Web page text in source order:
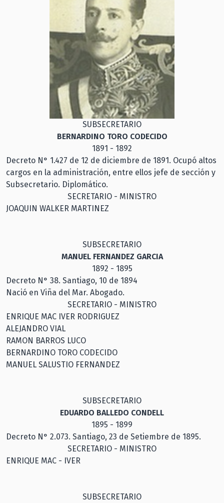
SUBSECRETARIO
BERNARDINO TORO CODECIDO
1891 - 1892
Decreto N° 1.427 de 12 de diciembre de 1891. Ocupó altos
cargos en la administración, entre ellos jefe de sección y
Subsecretario. Diplomático.
SECRETARIO - MINISTRO
JOAQUIN WALKER MARTINEZ
SUBSECRETARIO
MANUEL FERNANDEZ GARCIA
1892 - 1895
Decreto N° 38. Santiago, 10 de 1894
Nació en Viña del Mar. Abogado.
SECRETARIO - MINISTRO
ENRIQUE MAC IVER RODRIGUEZ
ALEJANDRO VIAL
RAMON BARROS LUCO
BERNARDINO TORO CODECIDO
MANUEL SALUSTIO FERNANDEZ
SUBSECRETARIO
EDUARDO BALLEDO CONDELL
1895 - 1899
Decreto N° 2.073. Santiago, 23 de Setiembre de 1895.
SECRETARIO - MINISTRO
ENRIQUE MAC - IVER
SUBSECRETARIO